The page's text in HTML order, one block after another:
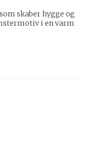
skaber hygge og
i en varm